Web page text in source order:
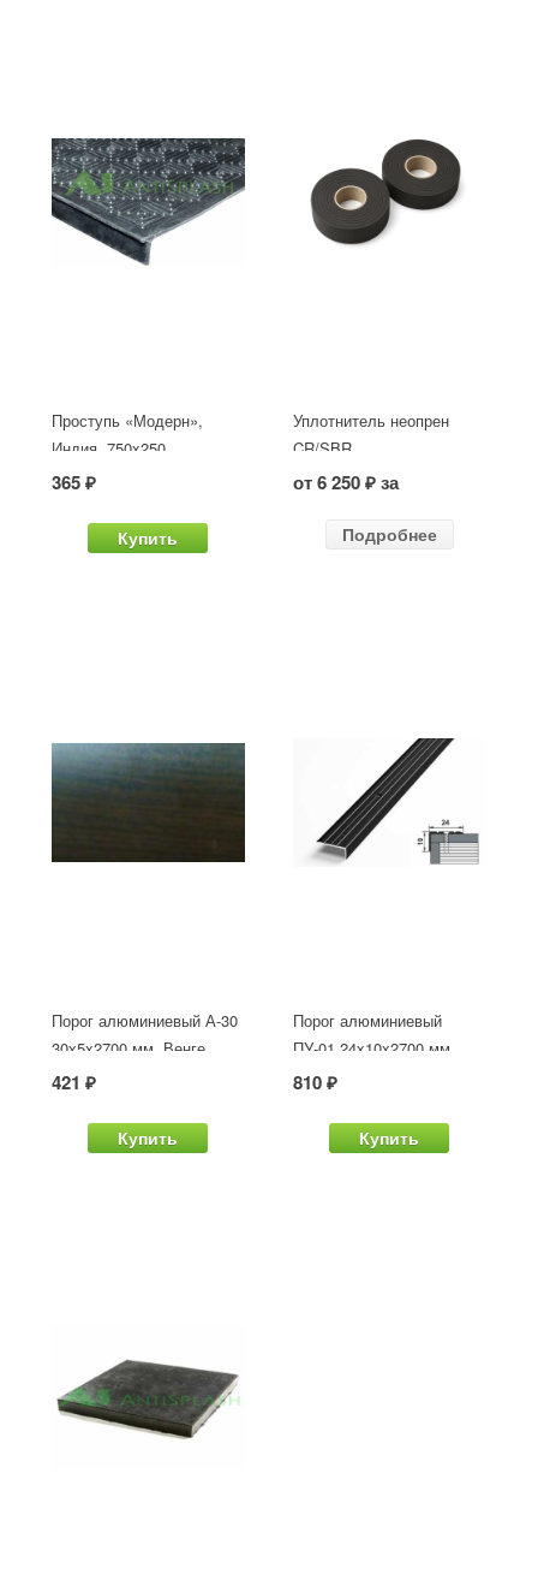
Проступь «Модерн»,
Индия, 750x250
365 ₽
Купить
Уплотнитель неопрен
CR/SBR
от 6 250 ₽ за
Подробнее
Порог алюминиевый А-30
30х5x2700 мм, Венге
421 ₽
Купить
Порог алюминиевый
ПУ-01 24x10x2700 мм,
окрашенный в черный
810 ₽
Купить